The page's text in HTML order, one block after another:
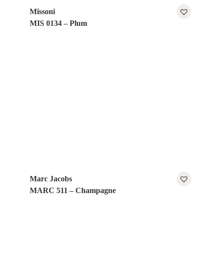
Missoni
MIS 0134 – Plum
Marc Jacobs
MARC 511 – Champagne